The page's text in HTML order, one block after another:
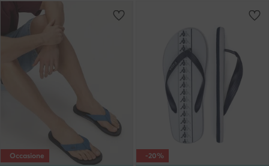
Occasione -20%